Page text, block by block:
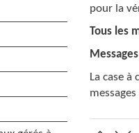
pour la
Tous les
La case à